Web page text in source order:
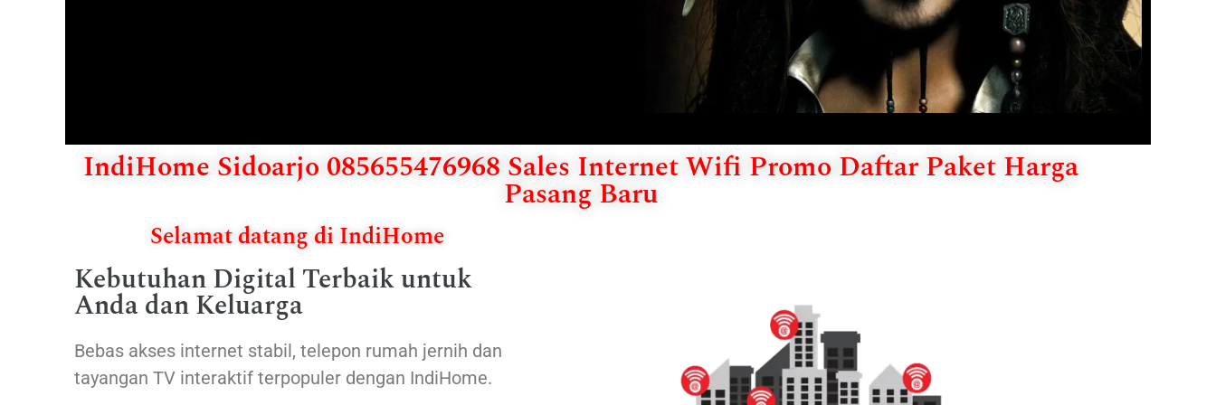
IndiHome Sidoarjo 085655476968 Sales Internet Wifi Promo Daftar Paket Harga
Pasang Baru
Selamat datang di IndiHome
Kebutuhan Digital Terbaik untuk
Anda dan Keluarga
Bebas akses internet stabil, telepon rumah jernih dan
tayangan TV interaktif terpopuler dengan IndiHome.